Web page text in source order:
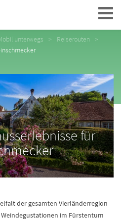
Navigation
unterwegs
Reiserouten
für
der gesamten Vierländerregion
im Fürstentum